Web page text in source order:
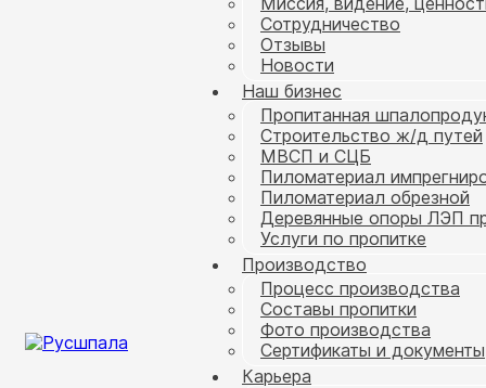
Сотрудничество
Отзывы
Новости
Наш бизнес
Пропитанная
Строительство ж/д путей
МВСП и СЦБ
Пиломатериал
Пиломатериал обрезной
Деревянные опоры ЛЭП
Услуги по пропитке
Производство
Процесс производства
Составы пропитки
Фото производства
Сертификаты и документы
Карьера